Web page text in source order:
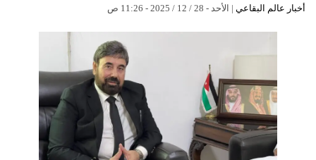
الكتب
مهندس
الجسد
قصص
النجاح
أخبار عالم البقاعي | الأحد - 28 / 12 / 2025 - 11:26 ص